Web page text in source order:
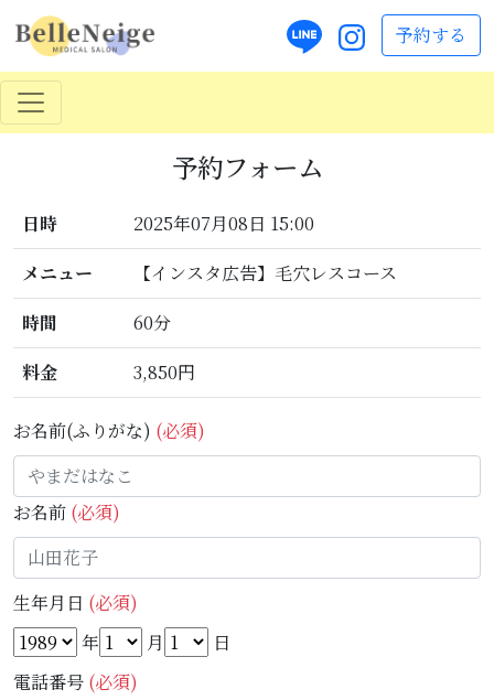
予約する
予約フォーム
日時
2025年07月08日 15:00
メニュー
【インスタ広告】毛穴レスコース
時間
60分
料金
3,850円
お名前(ふりがな) (必須)
お名前 (必須)
生年月日 (必須)
年
月
日
電話番号 (必須)